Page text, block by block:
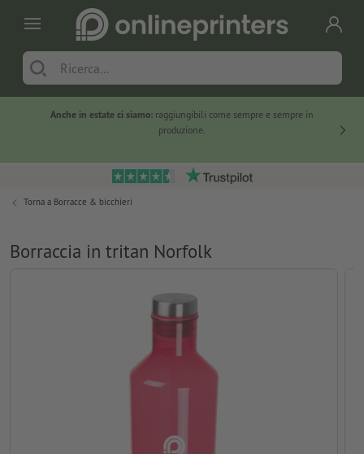
Anche in estate ci siamo: raggiungibili come sempre e sempre in
produzione.
Torna a Borracce & bicchieri
Borraccia in tritan Norfolk